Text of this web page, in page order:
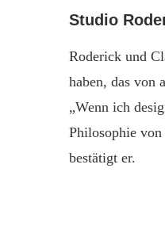
Studio
Roderick und
haben, das von
„Wenn ich
Philosophie
bestätigt er.